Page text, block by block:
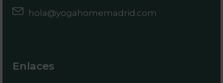
hola@yogahomemadrid.com
Enlaces